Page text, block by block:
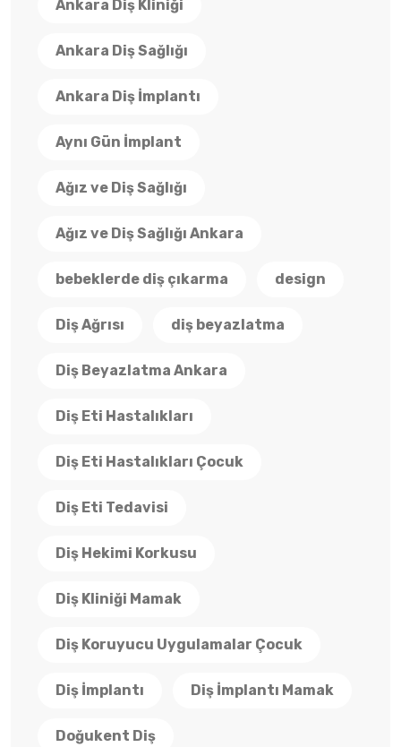
Ankara Diş Kliniği
Ankara Diş Sağlığı
Ankara Diş İmplantı
Aynı Gün İmplant
Ağız ve Diş Sağlığı
Ağız ve Diş Sağlığı Ankara
bebeklerde diş çıkarma design
Diş Ağrısı diş beyazlatma
Diş Beyazlatma Ankara
Diş Eti Hastalıkları
Diş Eti Hastalıkları Çocuk
Diş Eti Tedavisi
Diş Hekimi Korkusu
Diş Kliniği Mamak
Diş Koruyucu Uygulamalar Çocuk
Diş İmplantı Diş İmplantı Mamak
Doğukent Diş